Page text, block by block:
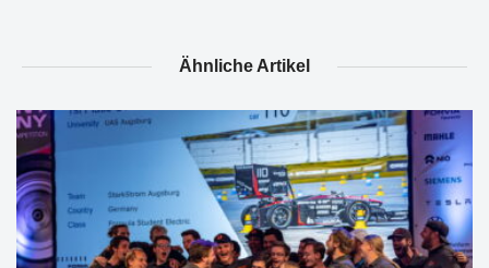
Ähnliche Artikel